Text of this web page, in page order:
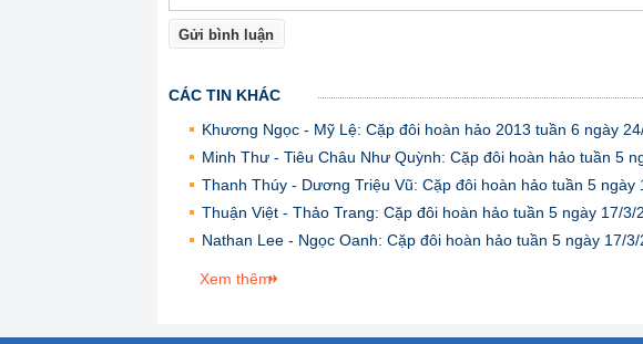
Gửi bình luận
CÁC TIN KHÁC
Khương Ngọc - Mỹ Lệ: Cặp đôi hoàn hảo 2013 tuần 6 ngày
Minh Thư - Tiêu Châu Như Quỳnh: Cặp đôi hoàn hảo tuần 5
Thanh Thúy - Dương Triệu Vũ: Cặp đôi hoàn hảo tuần 5 ngày
Thuận Việt - Thảo Trang: Cặp đôi hoàn hảo tuần 5 ngày 17/3/
Nathan Lee - Ngọc Oanh: Cặp đôi hoàn hảo tuần 5 ngày 17/3/
Xem thêm